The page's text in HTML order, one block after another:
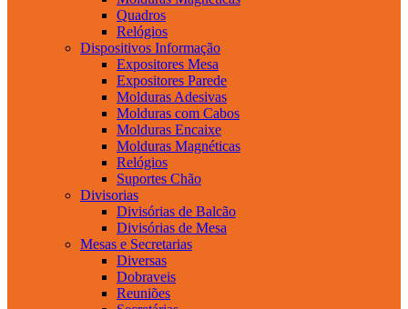
Quadros
Relógios
Dispositivos Informação
Expositores Mesa
Expositores Parede
Molduras Adesivas
Molduras com Cabos
Molduras Encaixe
Molduras Magnéticas
Relógios
Suportes Chão
Divisorias
Divisórias de Balcão
Divisórias de Mesa
Mesas e Secretarias
Diversas
Dobraveis
Reuniões